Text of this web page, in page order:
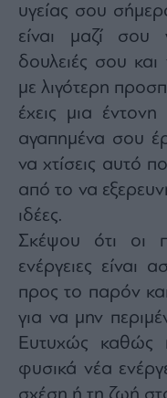
υγείας σου
είναι μαζί σου
δουλειές σου
με λιγότερη
έχεις μια
αγαπημένα σου
να χτίσεις αυτό
από το να
ιδέες.
Σκέψου ότι οι
ενέργειες είναι
προς το παρόν
για να μην
Ευτυχώς καθώς
φυσικά νέα